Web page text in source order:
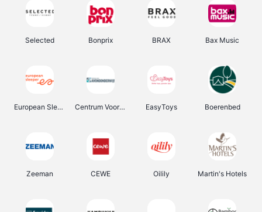
Selected Bonprix BRAX Bax Music
European Sleeper Centrum Voor Avondonderwijs EasyToys Boerenbed
Zeeman CEWE Oilily Martin's Hotels